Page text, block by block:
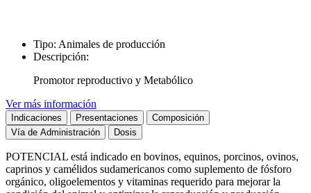
Tipo: Animales de producción
Descripción:
Promotor reproductivo y Metabólico
Ver más información
Indicaciones Presentaciones
Composición
Vía de Administración
Dosis
POTENCIAL está indicado en bovinos, equinos, porcinos, ovinos,
caprinos y camélidos sudamericanos como suplemento de fósforo
orgánico, oligoelementos y vitaminas requerido para mejorar la